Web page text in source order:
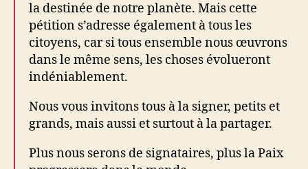
la destinée de notre planète. Mais cette
pétition s’adresse également à tous les
citoyens, car si tous ensemble nous œuvrons
dans le même sens, les choses évolueront
indéniablement.
Nous vous invitons tous à la signer, petits et
grands, mais aussi et surtout à la partager.
Plus nous serons de signataires, plus la Paix